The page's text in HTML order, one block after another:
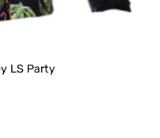
LS Party